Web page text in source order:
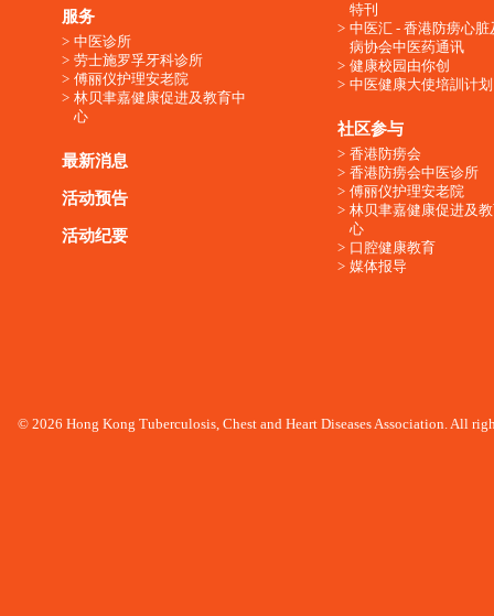
服务
中医诊所
劳士施罗孚牙科诊所
傅丽仪护理安老院
林贝聿嘉健康促进及教育中
心
最新消息
活动预告
活动纪要
特刊
中医汇 - 香港防痨心脏
病协会中医药通讯
健康校园由你创
中医健康大使培訓计划
社区参与
香港防痨会
香港防痨会中医诊所
傅丽仪护理安老院
林贝聿嘉健康促进及
心
口腔健康教育
媒体报导
© 2026 Hong Kong Tuberculosis, Chest and Heart Diseases Association. All